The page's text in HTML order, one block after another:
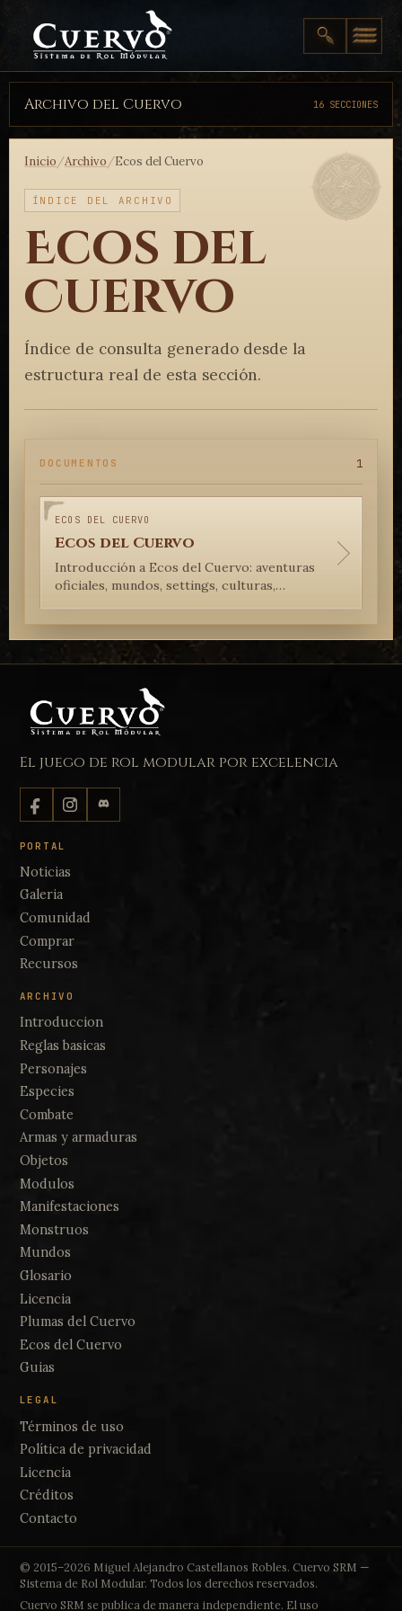
Archivo del Cuervo 16 SECCIONES
Inicio/Archivo/Ecos del Cuervo
ÍNDICE DEL ARCHIVO
Ecos del
Cuervo
Índice de consulta generado desde la
estructura real de esta sección.
DOCUMENTOS 1
ECOS DEL CUERVO
Ecos del Cuervo
Introducción a Ecos del Cuervo: aventuras
oficiales, mundos, settings, culturas,
oficiales para jugar Cuervo.
El juego de rol modular por excelencia
PORTAL
Noticias
Galeria
Comunidad
Comprar
Recursos
ARCHIVO
Introduccion
Reglas basicas
Personajes
Especies
Combate
Armas y armaduras
Objetos
Modulos
Manifestaciones
Monstruos
Mundos
Glosario
Licencia
Plumas del Cuervo
Ecos del Cuervo
Guias
LEGAL
Términos de uso
Política de privacidad
Licencia
Créditos
Contacto
© 2015–2026 Miguel Alejandro Castellanos Robles. Cuervo SRM —
Sistema de Rol Modular. Todos los derechos reservados.
Cuervo SRM se publica de manera independiente. El uso